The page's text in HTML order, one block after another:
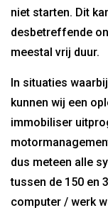
niet starten. Dit
desbetreffende
meestal vrij duur.
kunnen wij een
immobiliser
dus meteen alle
tussen de 150 en
computer / werk